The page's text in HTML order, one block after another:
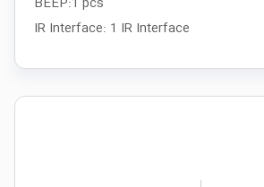
IR Interface: 1 IR Interface